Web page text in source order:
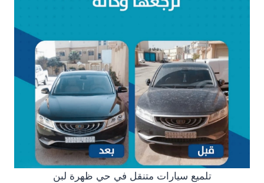
تلميع سيارات متنقل في حي ظهرة لبن